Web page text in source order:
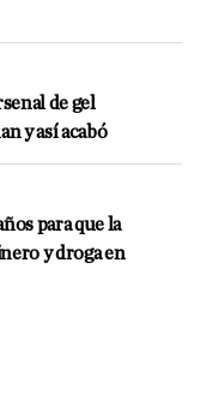
de gel
y así acabó
para que la
y droga en